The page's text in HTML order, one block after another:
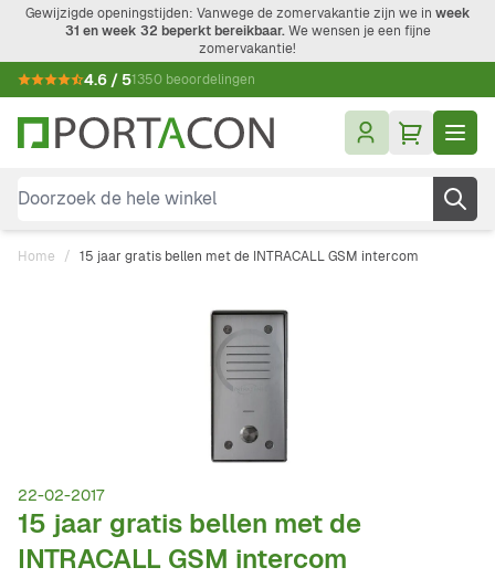
Ga naar de inhoud
Gewijzigde openingstijden: Vanwege de zomervakantie zijn we in week
31 en week 32 beperkt bereikbaar.We wensen je een fijne
zomervakantie!
4.6 / 51350 beoordelingen
Doorzoek de hele winkel
Home / 15 jaar gratis bellen met de INTRACALL GSM intercom
22-02-2017
15 jaar gratis bellen met de
INTRACALL GSM intercom